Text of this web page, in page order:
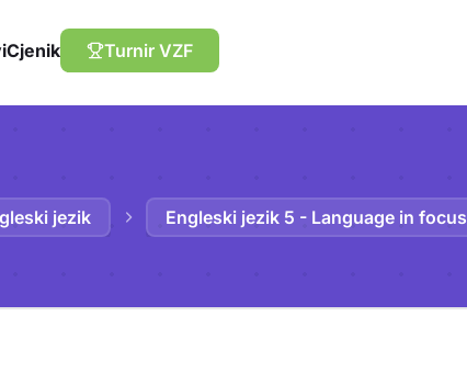
Cjenik Turnir VZF
jezik Engleski jezik 5 - Language in focus